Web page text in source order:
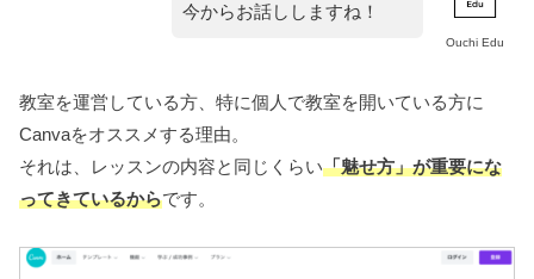
Ouchi Edu
今からお話ししますね！
教室を運営している方、特に個人で教室を開いている方に
Canvaをオススメする理由。
それは、レッスンの内容と同じくらい「魅せ方」が重要にな
ってきているからです。